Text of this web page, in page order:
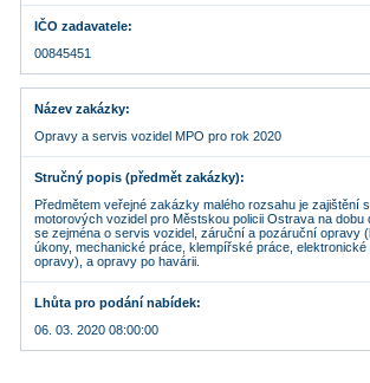
IČO zadavatele
00845451
Název zakázky
Opravy a servis vozidel MPO pro rok 2020
Stručný popis (předmět zakázky)
Předmětem veřejné zakázky malého rozsahu je zajištění
motorových vozidel pro Městskou policii Ostrava na dobu
se zejména o servis vozidel, záruční a pozáruční opravy
úkony, mechanické práce, klempířské práce,
opravy), a opravy po havárii.
Lhůta pro podání nabídek
06. 03. 2020 08:00:00